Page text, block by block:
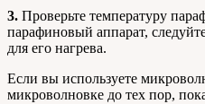
3. Проверьте температуру
парафиновый аппарат,
для его нагрева.
Если вы используете
микроволновке до тех пор,